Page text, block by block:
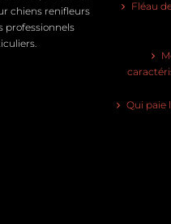
chiens renifleurs
professionnels
Fléau
Qui paie